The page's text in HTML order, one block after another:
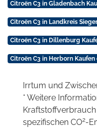
Citroën C3 in Gladenbach
Citroën C3 in Landkreis
Citroën C3 in Dillenburg
Citroën C3 in Herborn
Irrtum und
* Weitere
spezifischen CO2-